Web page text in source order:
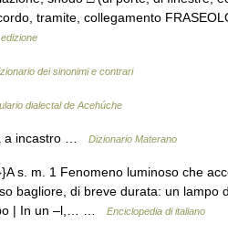
tramite, collegamento
dei sinonimi e contrari
dialectal de Acehúche
a incastro … Dizionario Materano
s. m. 1 Fenomeno luminoso che
bagliore, di breve durata: un lampo
| In un –l,… …
Enciclopedia di italiano